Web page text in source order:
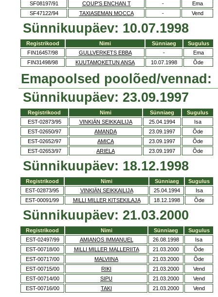
SF08197/91
COUP'S ENCHAN T -
Ema
SF47122/94
TAXIASEMAN MOCCA - Vend
Sünnikuupäev: 10.07.1998
Registrikood Nimi Sünniaeg
Sugulus
FIN16457/98
GULLVERKETS EBBA -
Ema
FIN31498/98
KUUTAMOKETUN ANSA 10.07.1998 Õde
Emapoolsed poolõed/vennad:
Sünnikuupäev: 23.09.1997
Registrikood Nimi Sünniaeg
Sugulus
EST-02873/95
VINKIÄN SEIKKAILIJA 25.04.1994
Isa
EST-02650/97
AMANDA 23.09.1997
Õde
EST-02652/97
AMICA 23.09.1997
Õde
EST-02653/97
ARIELA 23.09.1997 Õde
Sünnikuupäev: 18.12.1998
Registrikood Nimi Sünniaeg
Sugulus
EST-02873/95
VINKIÄN SEIKKAILIJA 25.04.1994
Isa
EST-00091/99
MILLI MILLER KITSEKILAJA 18.12.1998 Õde
Sünnikuupäev: 21.03.2000
Registrikood Nimi Sünniaeg
Sugulus
EST-02497/99
AMIANOS IMMANUEL 26.08.1998
Isa
EST-00718/00
MILLI MILLER MALLERIITA 21.03.2000
Õde
EST-00717/00
MALVIINA 21.03.2000
Õde
EST-00715/00
RIKI 21.03.2000
Vend
EST-00714/00
SIPU 21.03.2000
Vend
EST-00716/00
TAKI 21.03.2000 Vend